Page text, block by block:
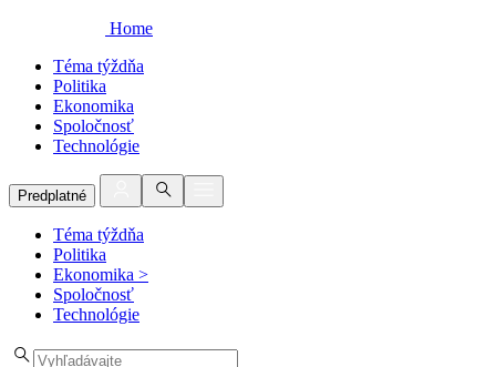
Home
Téma týždňa
Politika
Ekonomika
Spoločnosť
Technológie
Predplatné
Téma týždňa
Politika
Ekonomika >
Spoločnosť
Technológie